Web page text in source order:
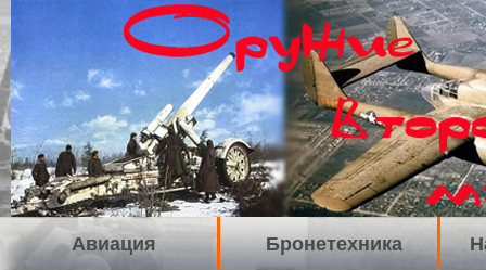
Авиация Бронетехника